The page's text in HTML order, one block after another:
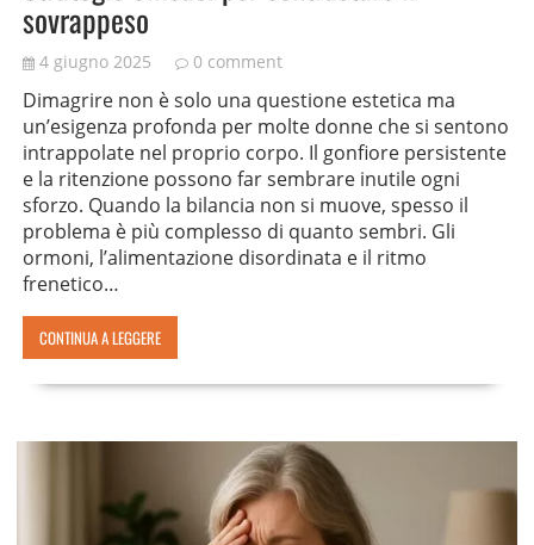
sovrappeso
4 giugno 2025 0 comment
Dimagrire non è solo una questione estetica ma
un’esigenza profonda per molte donne che si sentono
intrappolate nel proprio corpo. Il gonfiore persistente
e la ritenzione possono far sembrare inutile ogni
sforzo. Quando la bilancia non si muove, spesso il
problema è più complesso di quanto sembri. Gli
ormoni, l’alimentazione disordinata e il ritmo
frenetico…
CONTINUA A LEGGERE